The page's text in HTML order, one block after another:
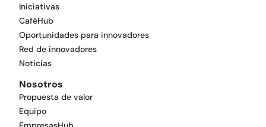
Iniciativas
CaféHub
Oportunidades para innovadores
Red de innovadores
Noticias
Nosotros
Propuesta de valor
Equipo